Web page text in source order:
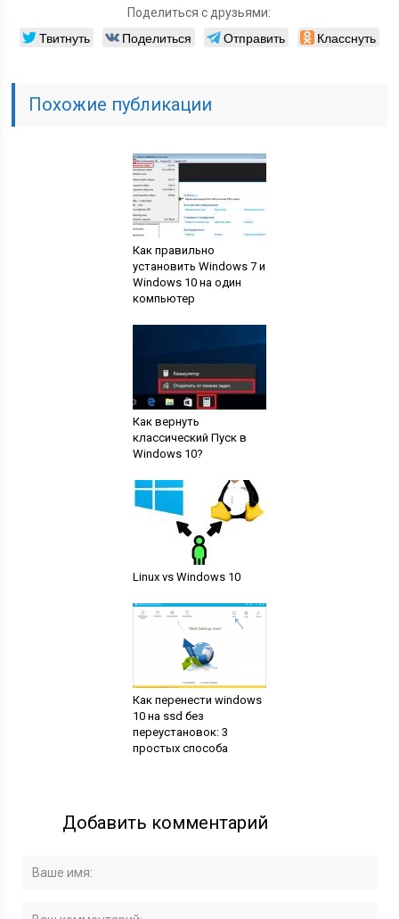
Поделиться с друзьями:
Твитнуть Поделиться Отправить Класснуть
Похожие публикации
Как правильно
установить Windows 7 и
Windows 10 на один
компьютер
Как вернуть
классический Пуск в
Windows 10?
Linux vs Windows 10
Как перенести windows
10 на ssd без
переустановок: 3
простых способа
Добавить комментарий